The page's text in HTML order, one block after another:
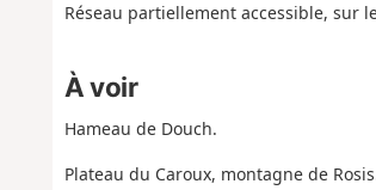
Réseau partiellement accessible, sur
À voir
Hameau de Douch.
Plateau du Caroux, montagne de